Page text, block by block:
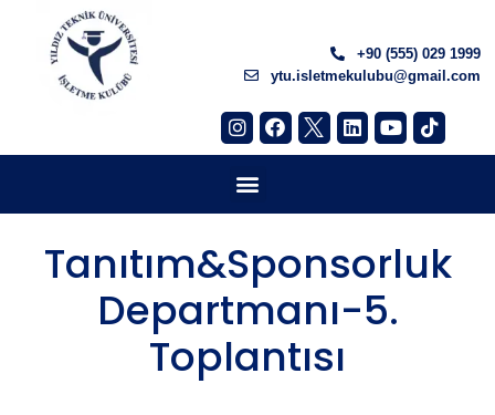
+90 (555) 029 1999
ytu.isletmekulubu@gmail.com
Tanıtım&Sponsorluk
Departmanı-5.
Toplantısı